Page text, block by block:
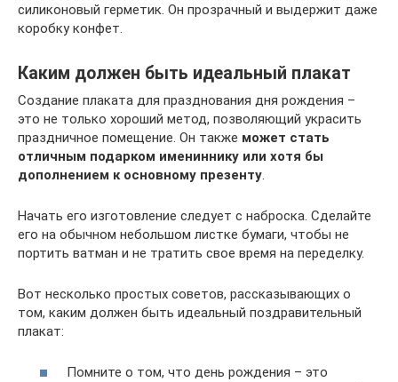
силиконовый герметик. Он прозрачный и выдержит даже
коробку конфет.
Каким должен быть идеальный плакат
Создание плаката для празднования дня рождения –
это не только хороший метод, позволяющий украсить
праздничное помещение. Он также может стать
отличным подарком имениннику или хотя бы
дополнением к основному презенту.
Начать его изготовление следует с наброска. Сделайте
его на обычном небольшом листке бумаги, чтобы не
портить ватман и не тратить свое время на переделку.
Вот несколько простых советов, рассказывающих о
том, каким должен быть идеальный поздравительный
плакат:
Помните о том, что день рождения – это